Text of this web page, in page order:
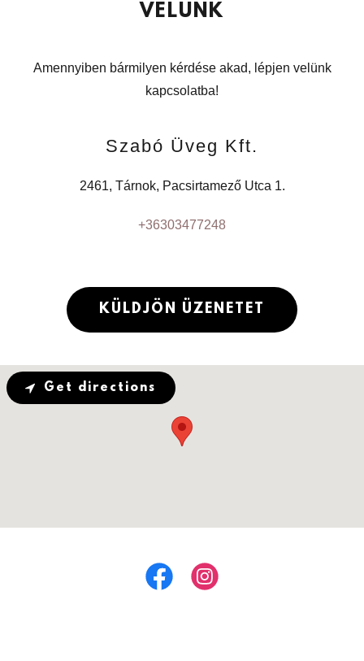
VELÜNK
Amennyiben bármilyen kérdése akad, lépjen velünk
kapcsolatba!
Szabó Üveg Kft.
2461, Tárnok, Pacsirtamező Utca 1.
+36303477248
KÜLDJÖN ÜZENETET
Get directions